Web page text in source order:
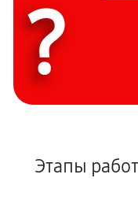
?
Этапы